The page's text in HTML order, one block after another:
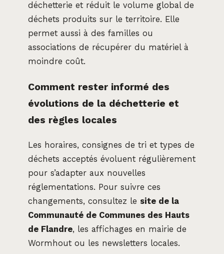
déchetterie et réduit le volume global de
déchets produits sur le territoire. Elle
permet aussi à des familles ou
associations de récupérer du matériel à
moindre coût.
Comment rester informé des
évolutions de la déchetterie et
des règles locales
Les horaires, consignes de tri et types de
déchets acceptés évoluent régulièrement
pour s’adapter aux nouvelles
réglementations. Pour suivre ces
changements, consultez le site de la
Communauté de Communes des Hauts
de Flandre, les affichages en mairie de
Wormhout ou les newsletters locales.